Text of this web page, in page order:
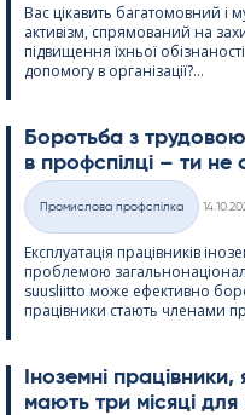
Вас цікавить багатомовний і
активізм, спрямований на
підвищення їхньої
допомогу в організації?...
Боротьба з
в профспілці – ти не
Категорії
Промислова профспілка
Експлуатація працівників
проблемою
suus­liitto може ефективно
працівники стають членами
Іноземні
мають три місяці